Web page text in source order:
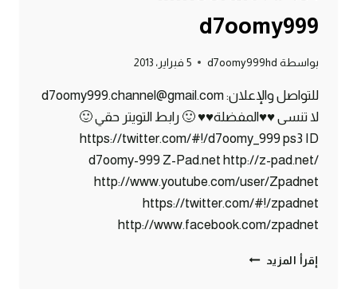
d7oomy999
بواسطة d7oomy999hd 5 فبراير، 2013
للتواصل والإعلان: d7oomy999.channel@gmail.com
لا تنسى ♥♥المفضلة♥♥ 🙂 رابط التويتر حقي 🙂
https://twitter.com/#!/d7oomy_999 ps3 ID
d7oomy-999 Z-Pad.net http://z-pad.net/
http://www.youtube.com/user/Zpadnet
https://twitter.com/#!/zpadnet
http://www.facebook.com/zpadnet
إقرأ المزيد ماين